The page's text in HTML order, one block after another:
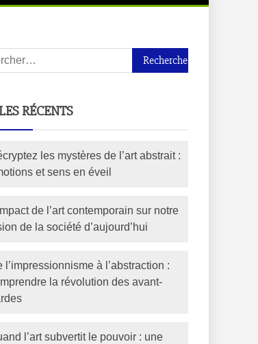
RÉCENTS
les mystères de l’art abstrait :
et sens en éveil
de l’art contemporain sur notre
de la société d’aujourd’hui
l’impressionnisme à l’abstraction :
la révolution des avant-
l’art subvertit le pouvoir : une